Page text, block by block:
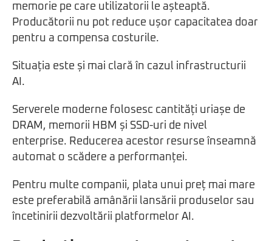
memorie pe care utilizatorii le așteaptă.
Producătorii nu pot reduce ușor capacitatea doar
pentru a compensa costurile.
Situația este și mai clară în cazul infrastructurii
AI.
Serverele moderne folosesc cantități uriașe de
DRAM, memorii HBM și SSD-uri de nivel
enterprise. Reducerea acestor resurse înseamnă
automat o scădere a performanței.
Pentru multe companii, plata unui preț mai mare
este preferabilă amânării lansării produselor sau
încetinirii dezvoltării platformelor AI.